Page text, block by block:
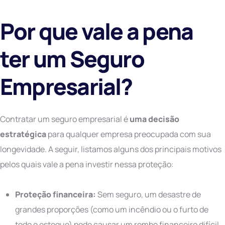
Por que vale a pena
ter um Seguro
Empresarial?
Contratar um seguro empresarial éuma decisão
estratégicapara qualquer empresa preocupada com sua
longevidade. A seguir, listamos alguns dos principais motivos
pelos quais vale a pena investir nessa proteção:
Proteção financeira: Sem seguro, um desastre de
grandes proporções (como um incêndio ou o furto de